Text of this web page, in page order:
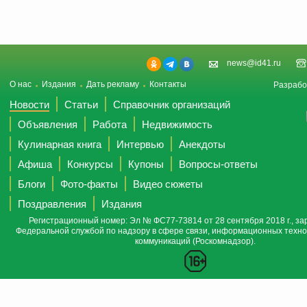
news@id41.ru
О нас Издания Дать рекламу Контакты
Новости Статьи
Справочник организаций
Объявления
Работа
Недвижимость
Кулинарная книга
Интервью
Анекдоты
Афиша
Конкурсы Купоны
Вопросы-ответы
Блоги
Фото-факты
Видео сюжеты
Поздравления
Издания
Регистрационный номер: Эл № ФС77-73814 от 28 сентября 2018 г.,
Федеральной службой по надзору в сфере связи, информационных
коммуникаций (Роскомнадзор).